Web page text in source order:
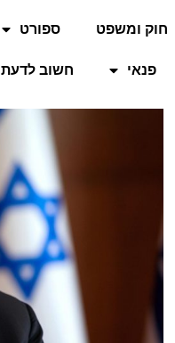
חוק ומשפט ספורט
פנאי חשוב לדעת